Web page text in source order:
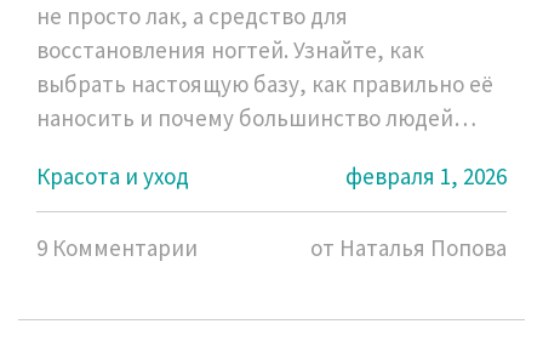
не просто лак, а средство для
восстановления ногтей. Узнайте, как
выбрать настоящую базу, как правильно её
наносить и почему большинство людей
Красота и уход
февраля 1, 2026
9 Комментарии от Наталья Попова